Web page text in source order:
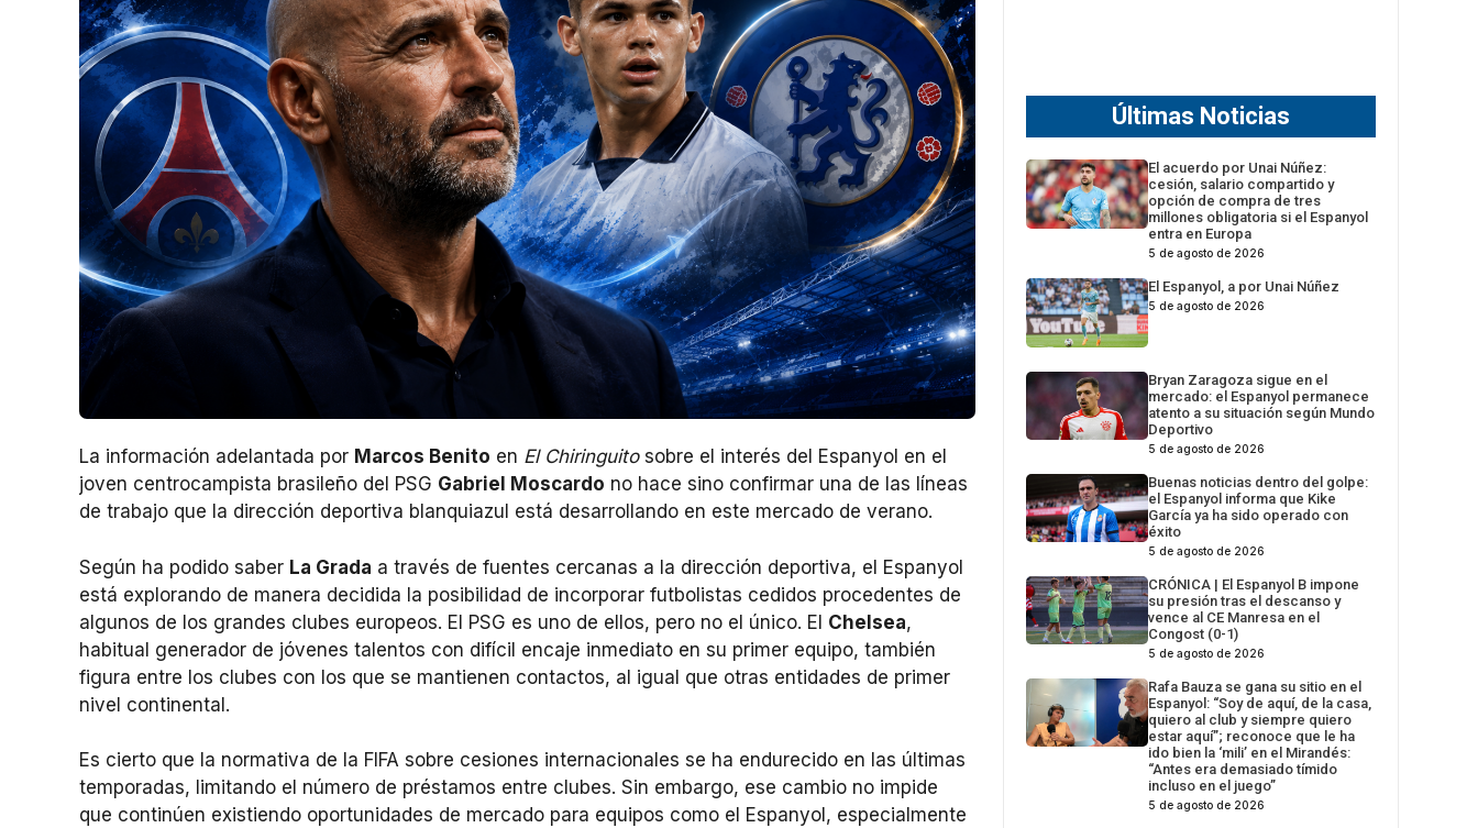
La información adelantada por Marcos Benito en El Chiringuitosobre el interés del Espanyol en el
joven centrocampista brasileño del PSG Gabriel Moscardo no hace sino confirmar una de las líneas
de trabajo que la dirección deportiva blanquiazul está desarrollando en este mercado de verano.
Según ha podido saber La Grada a través de fuentes cercanas a la dirección deportiva, el Espanyol
está explorando de manera decidida la posibilidad de incorporar futbolistas cedidos procedentes de
algunos de los grandes clubes europeos. El PSG es uno de ellos, pero no el único. El Chelsea,
habitual generador de jóvenes talentos con difícil encaje inmediato en su primer equipo, también
figura entre los clubes con los que se mantienen contactos, al igual que otras entidades de primer
nivel continental.
Es cierto que la normativa de la FIFA sobre cesiones internacionales se ha endurecido en las últimas
temporadas, limitando el número de préstamos entre clubes. Sin embargo, ese cambio no impide
que continúen existiendo oportunidades de mercado para equipos como el Espanyol, especialmente
Últimas Noticias
El acuerdo por Unai Núñez:
cesión, salario compartido y
opción de compra de tres
millones obligatoria si el Espanyol
entra en Europa
5 de agosto de 2026
El Espanyol, a por Unai Núñez
5 de agosto de 2026
Bryan Zaragoza sigue en el
mercado: el Espanyol permanece
atento a su situación según Mundo
Deportivo
5 de agosto de 2026
Buenas noticias dentro del golpe:
el Espanyol informa que Kike
García ya ha sido operado con
éxito
5 de agosto de 2026
CRÓNICA | El Espanyol B impone
su presión tras el descanso y
vence al CE Manresa en el
Congost (0-1)
5 de agosto de 2026
Rafa Bauza se gana su sitio en el
Espanyol: “Soy de aquí, de la casa,
quiero al club y siempre quiero
estar aquí”; reconoce que le ha
ido bien la ‘mili’ en el Mirandés:
“Antes era demasiado tímido
incluso en el juego”
5 de agosto de 2026